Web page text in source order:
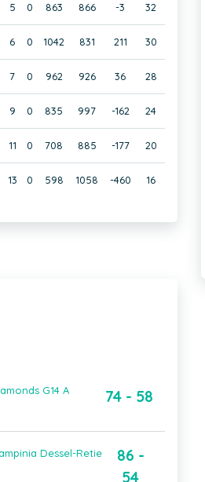
5 0 863 866 -3 32
6 0 1042 831 211 30
7 0 962 926 36 28
9 0 835 997 -162 24
11 0 708 885 -177 20
13 0 598 1058 -460 16
G14 A 74 - 58
Dessel-Retie
86 -
54